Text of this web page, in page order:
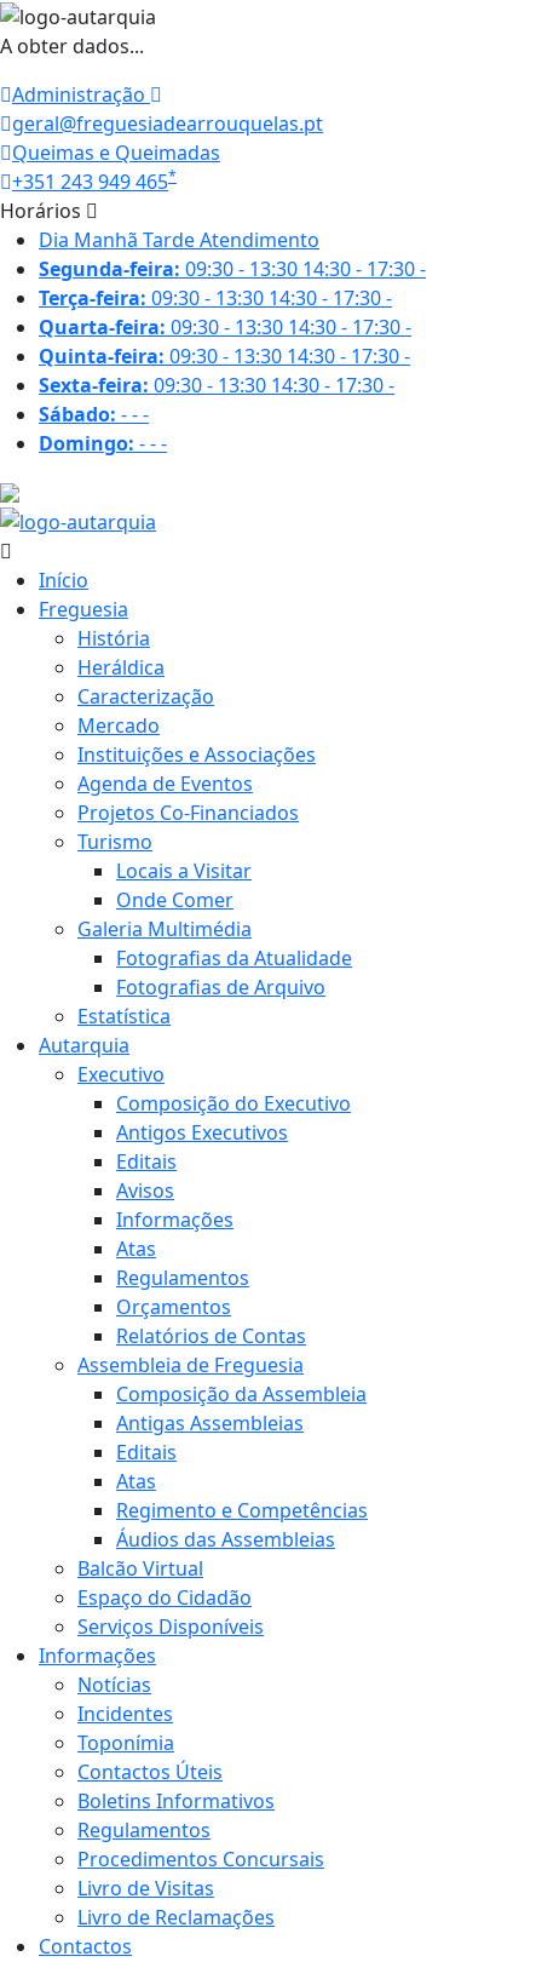
A obter dados...
Administração
geral@freguesiadearrouquelas.pt
Queimas e Queimadas
+351 243 949 465*
Horários
Dia Manhã TardeAtendimento
Segunda-feira: 09:30 - 13:30 14:30 - 17:30-
Terça-feira: 09:30 - 13:30 14:30 - 17:30-
Quarta-feira: 09:30 - 13:30 14:30 - 17:30-
Quinta-feira: 09:30 - 13:30 14:30 - 17:30-
Sexta-feira: 09:30 - 13:30 14:30 - 17:30-
Sábado: ---
Domingo: ---
Início
Freguesia
História
Heráldica
Caracterização
Mercado
Instituições e Associações
Agenda de Eventos
Projetos Co-Financiados
Turismo
Locais a Visitar
Onde Comer
Galeria Multimédia
Fotografias da Atualidade
Fotografias de Arquivo
Estatística
Autarquia
Executivo
Composição do Executivo
Antigos Executivos
Editais
Avisos
Informações
Atas
Regulamentos
Orçamentos
Relatórios de Contas
Assembleia de Freguesia
Composição da Assembleia
Antigas Assembleias
Editais
Atas
Regimento e Competências
Áudios das Assembleias
Balcão Virtual
Espaço do Cidadão
Serviços Disponíveis
Informações
Notícias
Incidentes
Toponímia
Contactos Úteis
Boletins Informativos
Regulamentos
Procedimentos Concursais
Livro de Visitas
Livro de Reclamações
Contactos